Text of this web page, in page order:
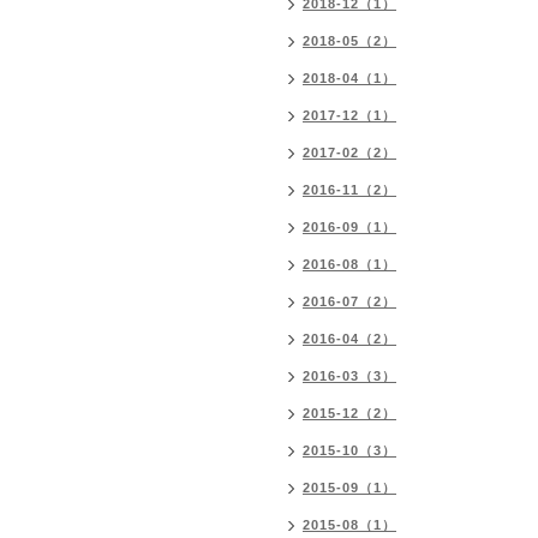
2018-12（1）
2018-05（2）
2018-04（1）
2017-12（1）
2017-02（2）
2016-11（2）
2016-09（1）
2016-08（1）
2016-07（2）
2016-04（2）
2016-03（3）
2015-12（2）
2015-10（3）
2015-09（1）
2015-08（1）